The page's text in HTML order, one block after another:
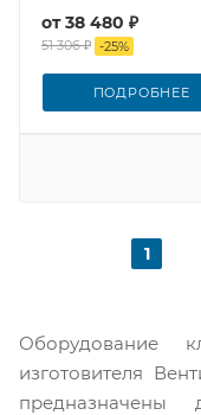
от38 480 ₽
51 306 ₽ -25%
ПОДРОБНЕЕ
1
Оборудование
изготовителя
предназначены